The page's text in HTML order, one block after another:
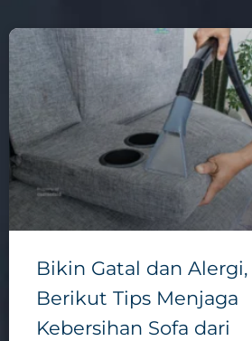
Bikin Gatal dan Alergi,
Berikut Tips Menjaga
Kebersihan Sofa dari